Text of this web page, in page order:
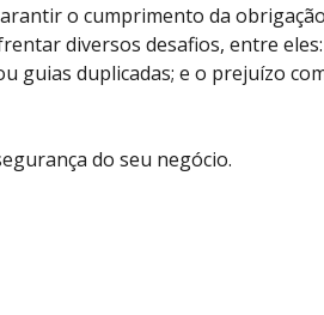
o cumprimento da
diversos desafios, entre
duplicadas; e o prejuízo
do seu negócio.